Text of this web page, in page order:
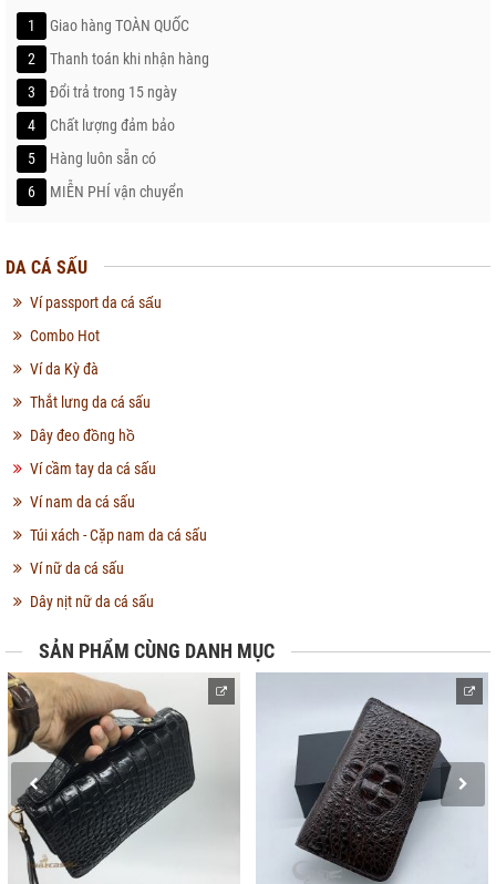
1
Giao hàng TOÀN QUỐC
2
Thanh toán khi nhận hàng
3
Đổi trả trong 15 ngày
4
Chất lượng đảm bảo
5
Hàng luôn sẵn có
6
MIỄN PHÍ vận chuyển
DA CÁ SẤU
Ví passport da cá sấu
Combo Hot
Ví da Kỳ đà
Thắt lưng da cá sấu
Dây đeo đồng hồ
Ví cầm tay da cá sấu
Ví nam da cá sấu
Túi xách - Cặp nam da cá sấu
Ví nữ da cá sấu
Dây nịt nữ da cá sấu
SẢN PHẨM CÙNG DANH MỤC